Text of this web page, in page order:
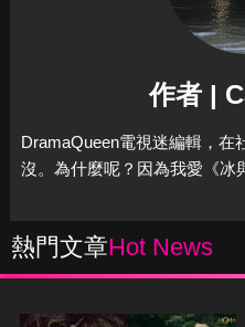
作者 |
DramaQueen電視迷編輯，在
沒。為什麼呢？因為我愛《冰
熱門文章Hot News